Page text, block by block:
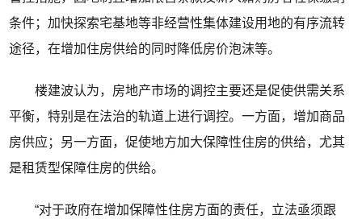
条件；加快探索宅基地等非经营性集体建设用地的有序流转
途径，在增加住房供给的同时降低房价泡沫等。
楼建波认为，房地产市场的调控主要还是促使供需关系
平衡，特别是在法治的轨道上进行调控。一方面，增加商品
房供应；另一方面，促使地方加大保障性住房的供给，尤其
是租赁型保障住房的供给。
“对于政府在增加保障性住房方面的责任，立法亟须跟